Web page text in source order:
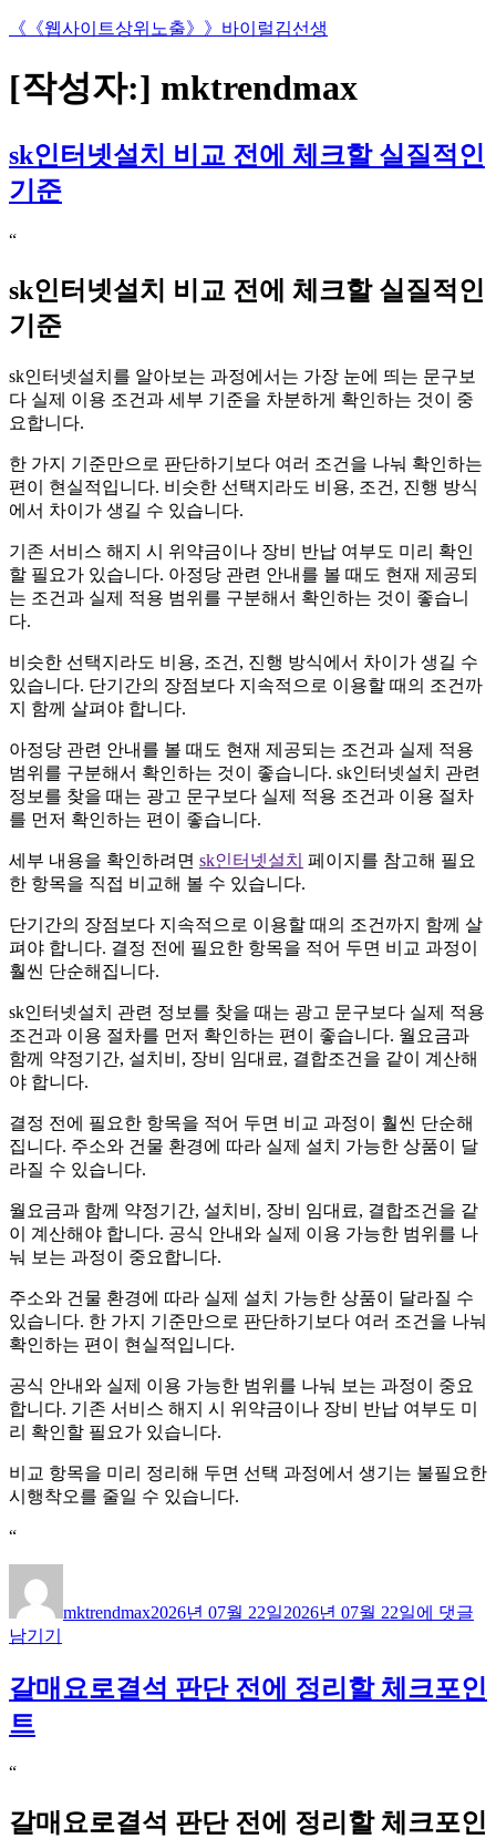
콘
츠
로
로
가
기
《《웹사이트상위노출》》바이럴김선생
[작성자:] mktrendmax
sk인터넷설치 비교 전에 체크할 실질적인
기준
“
sk인터넷설치 비교 전에 체크할 실질적인
기준
sk인터넷설치를 알아보는 과정에서는 가장 눈에 띄는 문구보
다 실제 이용 조건과 세부 기준을 차분하게 확인하는 것이 중
요합니다.
한 가지 기준만으로 판단하기보다 여러 조건을 나눠 확인하는
편이 현실적입니다. 비슷한 선택지라도 비용, 조건, 진행 방식
에서 차이가 생길 수 있습니다.
기존 서비스 해지 시 위약금이나 장비 반납 여부도 미리 확인
할 필요가 있습니다. 아정당 관련 안내를 볼 때도 현재 제공되
는 조건과 실제 적용 범위를 구분해서 확인하는 것이 좋습니
다.
비슷한 선택지라도 비용, 조건, 진행 방식에서 차이가 생길 수
있습니다. 단기간의 장점보다 지속적으로 이용할 때의 조건까
지 함께 살펴야 합니다.
아정당 관련 안내를 볼 때도 현재 제공되는 조건과 실제 적용
범위를 구분해서 확인하는 것이 좋습니다. sk인터넷설치 관련
정보를 찾을 때는 광고 문구보다 실제 적용 조건과 이용 절차
를 먼저 확인하는 편이 좋습니다.
세부 내용을 확인하려면 sk인터넷설치 페이지를 참고해 필요
한 항목을 직접 비교해 볼 수 있습니다.
단기간의 장점보다 지속적으로 이용할 때의 조건까지 함께 살
펴야 합니다. 결정 전에 필요한 항목을 적어 두면 비교 과정이
훨씬 단순해집니다.
sk인터넷설치 관련 정보를 찾을 때는 광고 문구보다 실제 적용
조건과 이용 절차를 먼저 확인하는 편이 좋습니다. 월요금과
함께 약정기간, 설치비, 장비 임대료, 결합조건을 같이 계산해
야 합니다.
결정 전에 필요한 항목을 적어 두면 비교 과정이 훨씬 단순해
집니다. 주소와 건물 환경에 따라 실제 설치 가능한 상품이 달
라질 수 있습니다.
월요금과 함께 약정기간, 설치비, 장비 임대료, 결합조건을 같
이 계산해야 합니다. 공식 안내와 실제 이용 가능한 범위를 나
눠 보는 과정이 중요합니다.
주소와 건물 환경에 따라 실제 설치 가능한 상품이 달라질 수
있습니다. 한 가지 기준만으로 판단하기보다 여러 조건을 나눠
확인하는 편이 현실적입니다.
공식 안내와 실제 이용 가능한 범위를 나눠 보는 과정이 중요
합니다. 기존 서비스 해지 시 위약금이나 장비 반납 여부도 미
리 확인할 필요가 있습니다.
비교 항목을 미리 정리해 두면 선택 과정에서 생기는 불필요한
시행착오를 줄일 수 있습니다.
“
이
mktrendmax일
2026년 07월 22일2026년 07월 22일터
치
크
에 댓글
남기기
갈매요로결석 판단 전에 정리할 체크포인
트
“
갈매요로결석 판단 전에 정리할 체크포인